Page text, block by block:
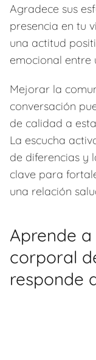
Agradece sus
presencia en tu
una actitud
emocional entre
Mejorar la
conversación
de calidad a
La escucha
de diferencias y
clave para
una relación
Aprende
corporal
responde